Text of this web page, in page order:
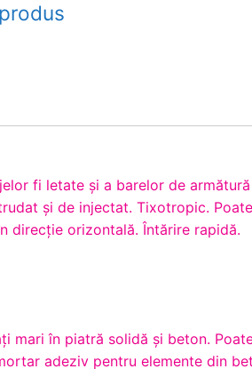
fi letate şi a barelor de
şi de injectat. Tixotropic.
direcţie orizontală. Întărire rapidă.
mari în piatră solidă şi beton.
adeziv pentru elemente din